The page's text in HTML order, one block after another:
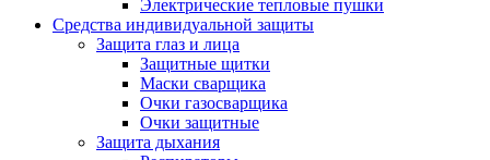
Электрические тепловые пушки
Средства индивидуальной защиты
Защита глаз и лица
Защитные щитки
Маски сварщика
Очки газосварщика
Очки защитные
Защита дыхания